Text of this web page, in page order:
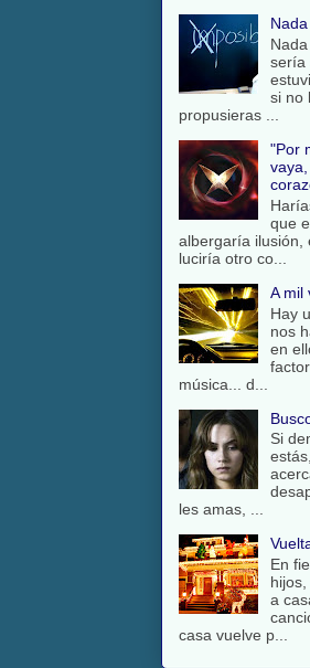
sería
si no
propusieras ...
"Por
que
albergaría ilusión,
luciría otro co...
A mil
Hay
nos
en
música... d...
Si
les amas, ...
En
a
casa vuelve p...